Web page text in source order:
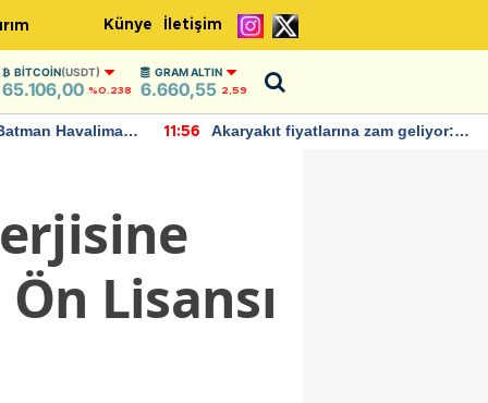
Künye İletişim
BITCOIN(USDT)
65.106,00 %0.238
GRAM ALTIN
6.660,55 2,59
Havalimanı
11:56
Akaryakıt fiyatlarına zam geliyor:
Lisansı